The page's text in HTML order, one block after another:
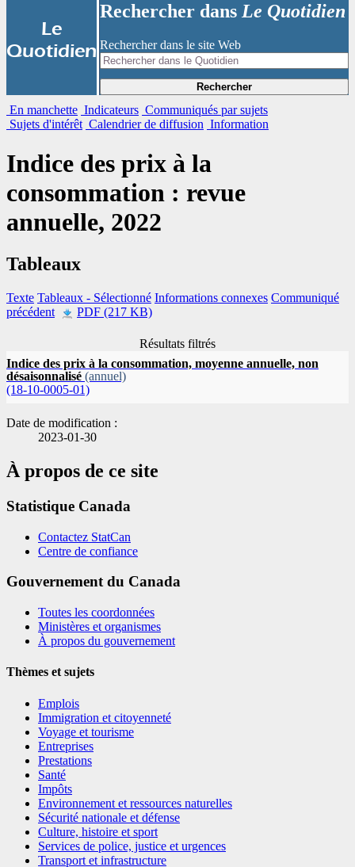
Le
Quotidien
Rechercher dans Le Quotidien
Rechercher dans le site Web
Rechercher
En manchette Indicateurs Communiqués par sujets
Sujets d'intérêt Calendrier de diffusion Information
Indice des prix à la
consommation : revue
annuelle, 2022
Tableaux
Texte Tableaux - Sélectionné Informations connexes Communiqué
précédent
PDF (217 KB)
Résultats filtrés
Indice des prix à la consommation, moyenne annuelle, non
désaisonnalisé (annuel)
(18-10-0005-01)
Date de modification :
2023-01-30
À propos de ce site
Statistique Canada
Contactez StatCan
Centre de confiance
Gouvernement du Canada
Toutes les coordonnées
Ministères et organismes
À propos du gouvernement
Thèmes et sujets
Emplois
Immigration et citoyenneté
Voyage et tourisme
Entreprises
Prestations
Santé
Impôts
Environnement et ressources naturelles
Sécurité nationale et défense
Culture, histoire et sport
Services de police, justice et urgences
Transport et infrastructure